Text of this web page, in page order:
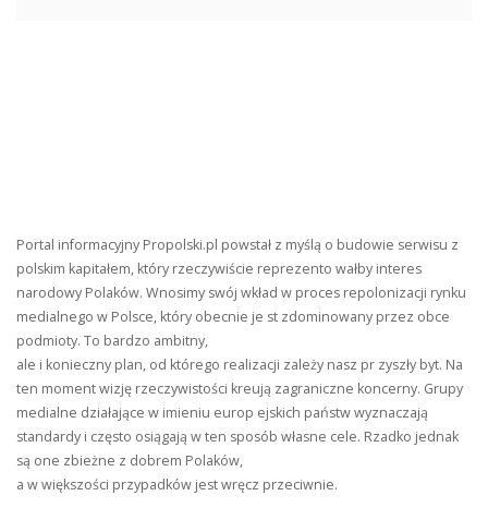
Portal informacyjny Propolski.pl powstał z myślą o budowie serwisu z
polskim kapitałem, który rzeczywiście reprezento wałby interes
narodowy Polaków. Wnosimy swój wkład w proces repolonizacji rynku
medialnego w Polsce, który obecnie je st zdominowany przez obce
podmioty. To bardzo ambitny,
ale i konieczny plan, od którego realizacji zależy nasz pr zyszły byt. Na
ten moment wizję rzeczywistości kreują zagraniczne koncerny. Grupy
medialne działające w imieniu europ ejskich państw wyznaczają
standardy i często osiągają w ten sposób własne cele. Rzadko jednak
są one zbieżne z dobrem Polaków,
a w większości przypadków jest wręcz przeciwnie.